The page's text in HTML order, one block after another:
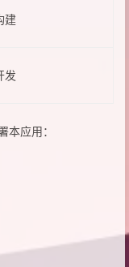
建
发
本应用：